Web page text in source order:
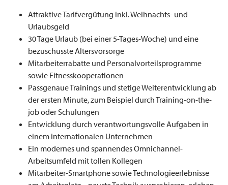
Attraktive Tarifvergütung inkl. Weihnachts- und
Urlaubsgeld
30 Tage Urlaub (bei einer 5-Tages-Woche) und eine
bezuschusste Altersvorsorge
Mitarbeiterrabatte und Personalvorteilsprogramme
sowie Fitnesskooperationen
Passgenaue Trainings und stetige Weiterentwicklung ab
der ersten Minute, zum Beispiel durch Training-on-the-
job oder Schulungen
Entwicklung durch verantwortungsvolle Aufgaben in
einem internationalen Unternehmen
Ein modernes und spannendes Omnichannel-
Arbeitsumfeld mit tollen Kollegen
Mitarbeiter-Smartphone sowie Technologieerlebnisse